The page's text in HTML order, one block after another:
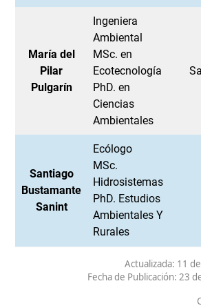
María del
Pilar
Pulgarín
Ingeniera
Ambiental
MSc. en
Ecotecnología
PhD. en
Ciencias
Ambientales
Santiago
Bustamante
Sanint
Ecólogo
MSc.
Hidrosistemas
PhD. Estudios
Ambientales Y
Rurales
Actualizada: 11
Fecha de Publicación: 23